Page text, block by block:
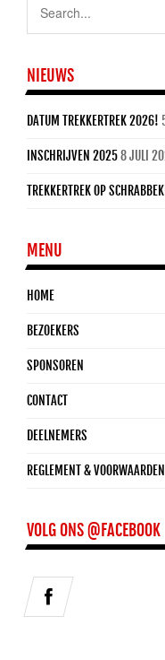
NIEUWS
DATUM TREKKERTREK 2026!
INSCHRIJVEN 20258 JULI
TREKKERTREK OP
MENU
HOME
BEZOEKERS
SPONSOREN
CONTACT
DEELNEMERS
REGLEMENT & VOORWAARDEN
VOLG ONS @FACEBOOK